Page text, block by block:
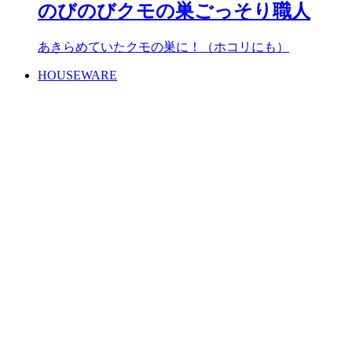
のびのびクモの巣ごっそり職人
あきらめていたクモの巣に！（ホコリにも）
HOUSEWARE